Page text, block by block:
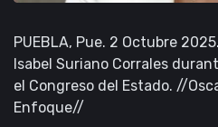
PUEBLA, Pue. 2 Octubre
Isabel Suriano Corrales
el Congreso del Estado. //
Enfoque//